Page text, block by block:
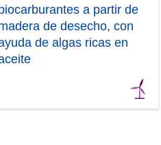
biocarburantes a partir de
de desecho, con
de algas ricas en